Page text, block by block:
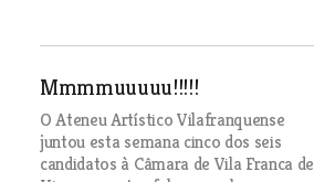
Mmmmuuuuu!!!!!
O Ateneu Artístico Vilafranquense
juntou esta semana cinco dos seis
candidatos à Câmara de Vila Franca de